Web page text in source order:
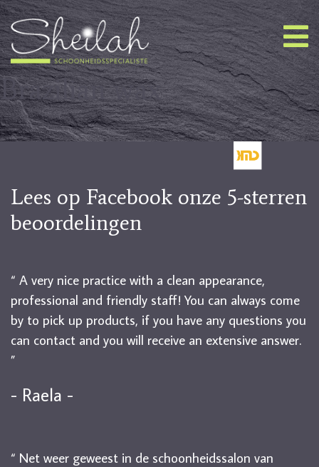
Brazilian wax
Lees op Facebook onze 5-sterren
beoordelingen
“ A very nice practice with a clean appearance,
professional and friendly staff! You can always come
by to pick up products, if you have any questions you
can contact and you will receive an extensive answer.
”
- Raela -
“ Net weer geweest in de schoonheidssalon van